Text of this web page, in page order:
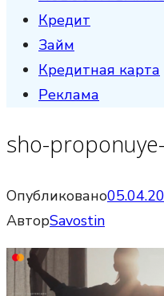
Кредит
Займ
Кредитная карта
Реклама
sho-
Опубликовано
АвторSavostin